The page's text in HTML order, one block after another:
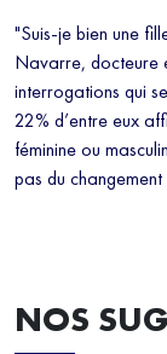
"Suis-je bien une
Navarre, docteure
interrogations qui
22% d’entre eux
féminine ou
pas du
NOS